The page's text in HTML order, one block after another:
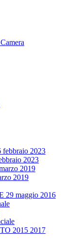
2023
2023
2019
2019
29 maggio 2016
2015 2017